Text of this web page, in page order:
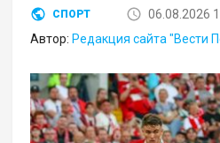
СПОРТ
06.08.2026
Автор: Редакция сайта "Вести